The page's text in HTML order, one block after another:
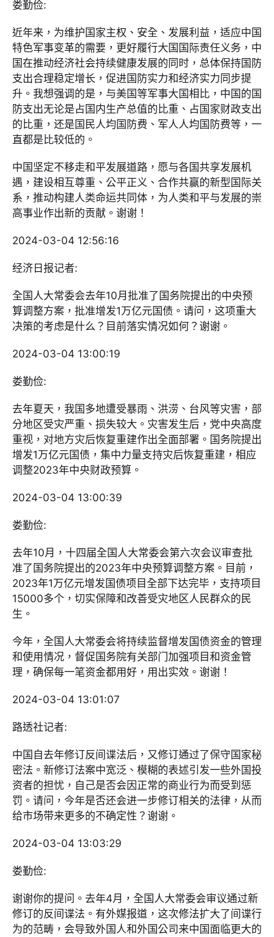
娄勤俭:
近年来，为维护国家主权、安全、发展利益，适应中国
特色军事变革的需要，更好履行大国国际责任义务，中
国在推动经济社会持续健康发展的同时，总体保持国防
支出合理稳定增长，促进国防实力和经济实力同步提
升。我想强调的是，与美国等军事大国相比，中国的国
防支出无论是占国内生产总值的比重、占国家财政支出
的比重，还是国民人均国防费、军人人均国防费等，一
直都是比较低的。
中国坚定不移走和平发展道路，愿与各国共享发展机
遇，建设相互尊重、公平正义、合作共赢的新型国际关
系，推动构建人类命运共同体，为人类和平与发展的崇
高事业作出新的贡献。谢谢！
2024-03-04 12:56:16
经济日报记者:
全国人大常委会去年10月批准了国务院提出的中央预
算调整方案，批准增发1万亿元国债。请问，这项重大
决策的考虑是什么？目前落实情况如何？谢谢。
2024-03-04 13:00:19
娄勤俭:
去年夏天，我国多地遭受暴雨、洪涝、台风等灾害，部
分地区受灾严重、损失较大。灾害发生后，党中央高度
重视，对地方灾后恢复重建作出全面部署。国务院提出
增发1万亿元国债，集中力量支持灾后恢复重建，相应
调整2023年中央财政预算。
2024-03-04 13:00:39
娄勤俭:
去年10月，十四届全国人大常委会第六次会议审查批
准了国务院提出的2023年中央预算调整方案。目前，
2023年1万亿元增发国债项目全部下达完毕，支持项目
15000多个，切实保障和改善受灾地区人民群众的民
生。
今年，全国人大常委会将持续监督增发国债资金的管理
和使用情况，督促国务院有关部门加强项目和资金管
理，确保每一笔资金都用好，用出实效。谢谢！
2024-03-04 13:01:07
路透社记者:
中国自去年修订反间谍法后，又修订通过了保守国家秘
密法。新修订法案中宽泛、模糊的表述引发一些外国投
资者的担忧，自己是否会因正常的商业行为而受到惩
罚。请问，今年是否还会进一步修订相关的法律，从而
给市场带来更多的不确定性？谢谢。
2024-03-04 13:03:29
娄勤俭:
谢谢你的提问。去年4月，全国人大常委会审议通过新
修订的反间谍法。有外媒报道，这次修法扩大了间谍行
为的范畴，会导致外国人和外国公司来中国面临更大的